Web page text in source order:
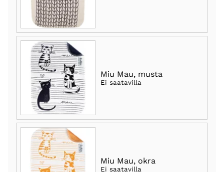
Miu Mau, musta
Ei saatavilla
Miu Mau, okra
Ei saatavilla